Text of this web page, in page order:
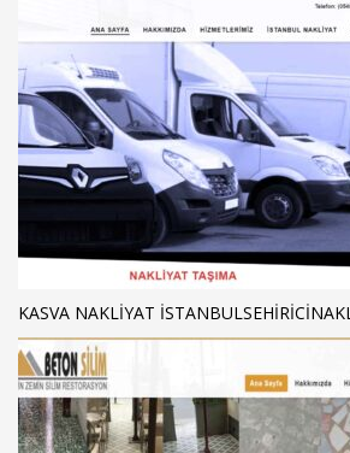
KASVA NAKLIYAT